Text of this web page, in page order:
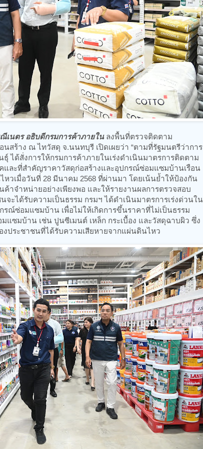
เนตร อธิบดีกรมการค้าภายใน ลงพื้นที่ตรวจติดตาม
สร้าง ณ ไทวัสดุ จ.นนทบุรี เปิดเผยว่า “ตามที่รัฐมนตรีว่าการ
ได้สั่งการให้กรมการค้าภายในเร่งดำเนินมาตรการติดตาม
ละที่สำคัญราคาวัสดุก่อสร้างและอุปกรณ์ซ่อมแซมบ้านเรือน
หวเมื่อวันที่ 28 มีนาคม 2568 ที่ผ่านมา โดยเน้นย้ำให้ป้องกัน
าจำหน่ายอย่างเพียงพอ และให้รายงานผลการตรวจสอบ
จะได้รับความเป็นธรรม กรมฯ ได้ดำเนินมาตรการเร่งด่วนใน
รณ์ซ่อมแซมบ้าน เพื่อไม่ให้เกิดการขึ้นราคาที่ไม่เป็นธรรม
แซมบ้าน เช่น ปูนซีเมนต์ เหล็ก กระเบื้อง และวัสดุฉาบผิว ซึ่ง
ประชาชนที่ได้รับความเสียหายจากแผ่นดินไหว